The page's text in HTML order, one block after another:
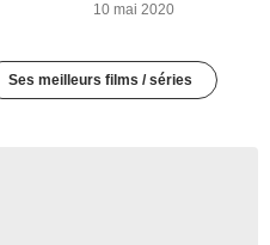
10 mai 2020
Ses meilleurs films / séries